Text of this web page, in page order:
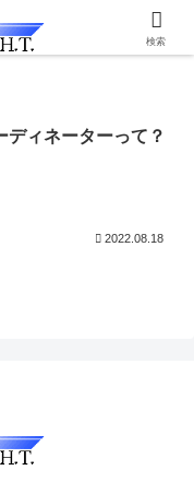
ディネーターって？
2022.08.18
検索